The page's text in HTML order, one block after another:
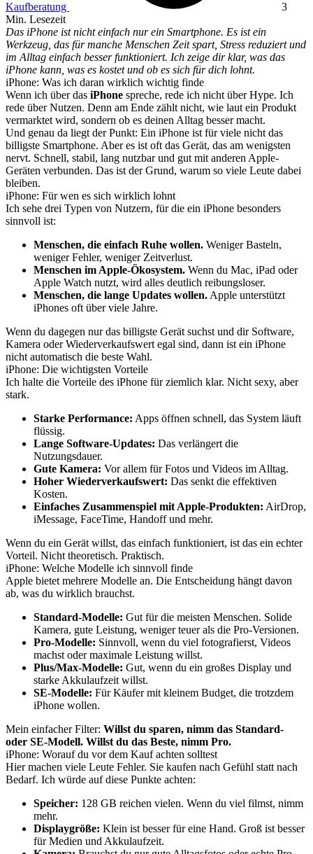
Kaufberatung
3
Min. Lesezeit
Das iPhone ist nicht einfach nur ein Smartphone. Es ist ein
Werkzeug, das für manche Menschen Zeit spart, Stress reduziert und
im Alltag einfach besser funktioniert. Ich zeige dir klar, was das
iPhone kann, was es kostet und ob es sich für dich lohnt.
iPhone: Was ich daran wirklich wichtig finde
Wenn ich über das iPhone spreche, rede ich nicht über Hype. Ich
rede über Nutzen. Denn am Ende zählt nicht, wie laut ein Produkt
vermarktet wird, sondern ob es deinen Alltag besser macht.
Und genau da liegt der Punkt: Ein iPhone ist für viele nicht das
billigste Smartphone. Aber es ist oft das Gerät, das am wenigsten
nervt. Schnell, stabil, lang nutzbar und gut mit anderen Apple-
Geräten verbunden. Das ist der Grund, warum so viele Leute dabei
bleiben.
iPhone: Für wen es sich wirklich lohnt
Ich sehe drei Typen von Nutzern, für die ein iPhone besonders
sinnvoll ist:
Menschen, die einfach Ruhe wollen. Weniger Basteln,
weniger Fehler, weniger Zeitverlust.
Menschen im Apple-Ökosystem. Wenn du Mac, iPad oder
Apple Watch nutzt, wird alles deutlich reibungsloser.
Menschen, die lange Updates wollen. Apple unterstützt
iPhones oft über viele Jahre.
Wenn du dagegen nur das billigste Gerät suchst und dir Software,
Kamera oder Wiederverkaufswert egal sind, dann ist ein iPhone
nicht automatisch die beste Wahl.
iPhone: Die wichtigsten Vorteile
Ich halte die Vorteile des iPhone für ziemlich klar. Nicht sexy, aber
stark.
Starke Performance: Apps öffnen schnell, das System läuft
flüssig.
Lange Software-Updates: Das verlängert die
Nutzungsdauer.
Gute Kamera: Vor allem für Fotos und Videos im Alltag.
Hoher Wiederverkaufswert: Das senkt die effektiven
Kosten.
Einfaches Zusammenspiel mit Apple-Produkten: AirDrop,
iMessage, FaceTime, Handoff und mehr.
Wenn du ein Gerät willst, das einfach funktioniert, ist das ein echter
Vorteil. Nicht theoretisch. Praktisch.
iPhone: Welche Modelle ich sinnvoll finde
Apple bietet mehrere Modelle an. Die Entscheidung hängt davon
ab, was du wirklich brauchst.
Standard-Modelle: Gut für die meisten Menschen. Solide
Kamera, gute Leistung, weniger teuer als die Pro-Versionen.
Pro-Modelle: Sinnvoll, wenn du viel fotografierst, Videos
machst oder maximale Leistung willst.
Plus/Max-Modelle: Gut, wenn du ein großes Display und
starke Akkulaufzeit willst.
SE-Modelle: Für Käufer mit kleinem Budget, die trotzdem
iPhone wollen.
Mein einfacher Filter: Willst du sparen, nimm das Standard-
oder SE-Modell. Willst du das Beste, nimm Pro.
iPhone: Worauf du vor dem Kauf achten solltest
Hier machen viele Leute Fehler. Sie kaufen nach Gefühl statt nach
Bedarf. Ich würde auf diese Punkte achten:
Speicher: 128 GB reichen vielen. Wenn du viel filmst, nimm
mehr.
Displaygröße: Klein ist besser für eine Hand. Groß ist besser
für Medien und Akkulaufzeit.